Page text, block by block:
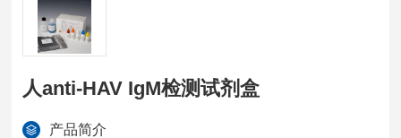
人anti-HAV IgM检测试剂盒
产品简介